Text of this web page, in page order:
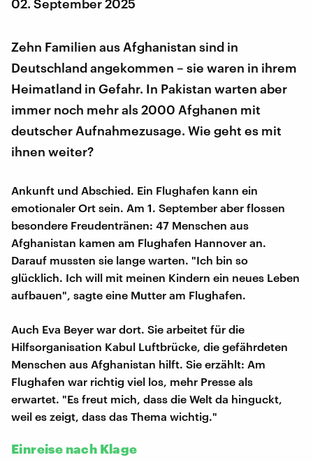
02. September 2025
Zehn Familien aus Afghanistan sind in
Deutschland angekommen – sie waren in ihrem
Heimatland in Gefahr. In Pakistan warten aber
immer noch mehr als 2000 Afghanen mit
deutscher Aufnahmezusage. Wie geht es mit
ihnen weiter?
Ankunft und Abschied. Ein Flughafen kann ein
emotionaler Ort sein. Am 1. September aber flossen
besondere Freudentränen: 47 Menschen aus
Afghanistan kamen am Flughafen Hannover an.
Darauf mussten sie lange warten. "Ich bin so
glücklich. Ich will mit meinen Kindern ein neues Leben
aufbauen", sagte eine Mutter am Flughafen.
Auch Eva Beyer war dort. Sie arbeitet für die
Hilfsorganisation Kabul Luftbrücke, die gefährdeten
Menschen aus Afghanistan hilft. Sie erzählt: Am
Flughafen war richtig viel los, mehr Presse als
erwartet. "Es freut mich, dass die Welt da hinguckt,
weil es zeigt, dass das Thema wichtig."
Einreise nach Klage